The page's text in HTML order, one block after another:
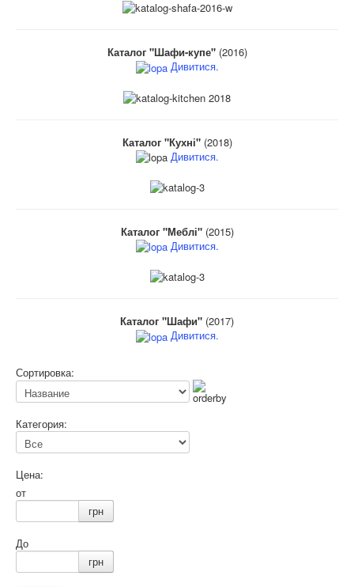
Каталог "Шафи-купе"(2016)
Дивитися.
Каталог "Кухні"(2018)
Дивитися.
Каталог "Меблі"(2015)
Дивитися.
Каталог "Шафи" (2017)
Дивитися.
Сортировка:
Категория:
Цена:
от
грн
До
грн